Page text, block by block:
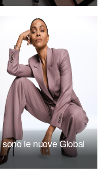
le nuove Global